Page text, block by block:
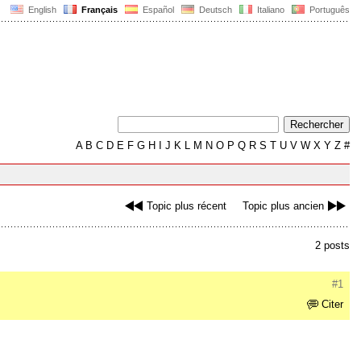
English Français Español Deutsch Italiano Português
AB C D E F G H J K L M N O P Q R S T U V W X Y Z #
Topic plus récent Topic plus ancien
2 posts
#1
Citer